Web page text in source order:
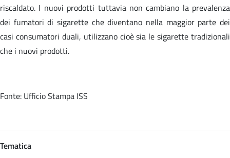
riscaldato. I nuovi prodotti tuttavia non cambiano la prevalenza
dei fumatori di sigarette che diventano nella maggior parte dei
casi consumatori duali, utilizzano cioè sia le sigarette tradizionali
che i nuovi prodotti.
Fonte: Ufficio Stampa ISS
Tematica